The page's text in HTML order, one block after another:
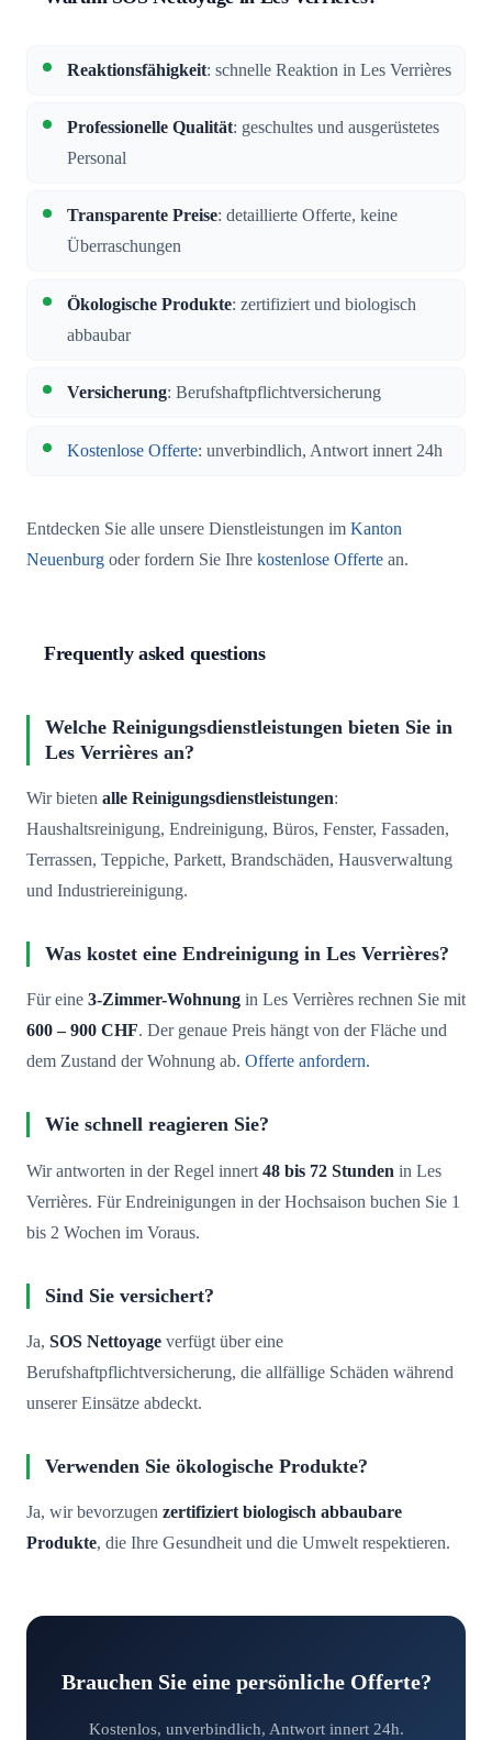
Reaktionsfähigkeit: schnelle Reaktion in Les Verrières
Professionelle Qualität: geschultes und ausgerüstetes
Personal
Transparente Preise: detaillierte Offerte, keine
Überraschungen
Ökologische Produkte: zertifiziert und biologisch
abbaubar
Versicherung: Berufshaftpflichtversicherung
Kostenlose Offerte: unverbindlich, Antwort innert 24h
Entdecken Sie alle unsere Dienstleistungen im Kanton
Neuenburg oder fordern Sie Ihre kostenlose Offerte an.
Frequently asked questions
Welche Reinigungsdienstleistungen bieten Sie in
Les Verrières an?
Wir bieten alle Reinigungsdienstleistungen:
Haushaltsreinigung, Endreinigung, Büros, Fenster, Fassaden,
Terrassen, Teppiche, Parkett, Brandschäden, Hausverwaltung
und Industriereinigung.
Was kostet eine Endreinigung in Les Verrières?
Für eine 3-Zimmer-Wohnung in Les Verrières rechnen Sie mit
600 – 900 CHF. Der genaue Preis hängt von der Fläche und
dem Zustand der Wohnung ab. Offerte anfordern.
Wie schnell reagieren Sie?
Wir antworten in der Regel innert 48 bis 72 Stunden in Les
Verrières. Für Endreinigungen in der Hochsaison buchen Sie 1
bis 2 Wochen im Voraus.
Sind Sie versichert?
Ja, SOS Nettoyage verfügt über eine
Berufshaftpflichtversicherung, die allfällige Schäden während
unserer Einsätze abdeckt.
Verwenden Sie ökologische Produkte?
Ja, wir bevorzugen zertifiziert biologisch abbaubare
Produkte, die Ihre Gesundheit und die Umwelt respektieren.
Brauchen Sie eine persönliche Offerte?
Kostenlos, unverbindlich, Antwort innert 24h.